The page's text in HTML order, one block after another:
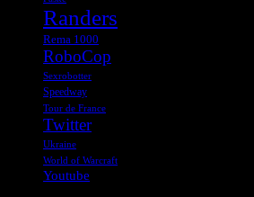
Randers
Rema 1000
RoboCop
Sexrobotter
Speedway
Tour de France
Twitter
Ukraine
World of Warcraft
Youtube